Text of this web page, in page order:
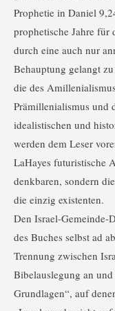
Prophetie in Daniel
prophetische Jahre
durch eine auch nur
Behauptung gelangt
die des
Prämillenialismus und
idealistischen und
werden dem Leser
LaHayes futuristische
denkbaren, sondern
die einzig existenten.
Den Israel-Gemeinde-
des Buches selbst ad
Trennung zwischen
Bibelauslegung an
Grundlagen“, auf